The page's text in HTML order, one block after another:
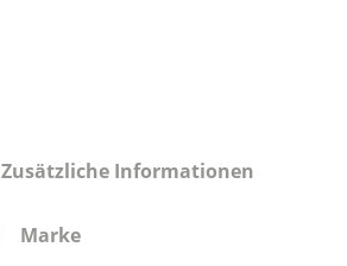
Zusätzliche Informationen
Marke